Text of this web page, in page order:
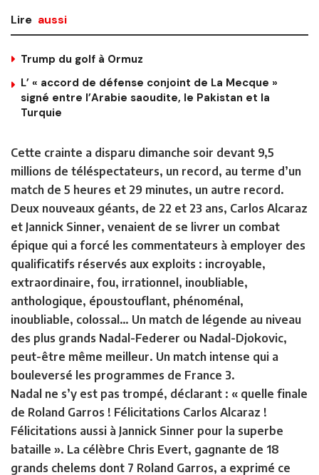
Lire aussi
Trump du golf à Ormuz
L’ « accord de défense conjoint de La Mecque »
signé entre l’Arabie saoudite, le Pakistan et la
Turquie
Cette crainte a disparu dimanche soir devant 9,5
millions de téléspectateurs, un record, au terme d’un
match de 5 heures et 29 minutes, un autre record.
Deux nouveaux géants, de 22 et 23 ans, Carlos Alcaraz
et Jannick Sinner, venaient de se livrer un combat
épique qui a forcé les commentateurs à employer des
qualificatifs réservés aux exploits : incroyable,
extraordinaire, fou, irrationnel, inoubliable,
anthologique, époustouflant, phénoménal,
inoubliable, colossal… Un match de légende au niveau
des plus grands Nadal-Federer ou Nadal-Djokovic,
peut-être même meilleur. Un match intense qui a
bouleversé les programmes de France 3.
Nadal ne s’y est pas trompé, déclarant : « quelle finale
de Roland Garros ! Félicitations Carlos Alcaraz !
Félicitations aussi à Jannick Sinner pour la superbe
bataille ». La célèbre Chris Evert, gagnante de 18
grands chelems dont 7 Roland Garros, a exprimé ce